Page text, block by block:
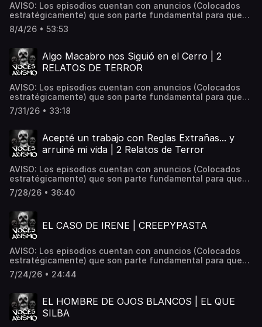
AVISO: Los episodios cuentan con anuncios (Colocados
estratégicamente) que son parte fundamental para que
este proyecto siga en pie. Muchas gracias por continuar
con nosotros comunidad. Disfruten la siguiente
creepypastas de Voces del Abismo. Videos de hace 6
años que merecen ser adaptados al nuevo formato para
una mejor inmerción.📌 ¿Tienes una experiencia
Hosted on Acast. See acast.com/privacy for more
information.
8/4/26 • 53:53
Algo Macabro nos Siguió en el Cerro | 2
RELATOS DE TERROR
AVISO: Los episodios cuentan con anuncios (Colocados
estratégicamente) que son parte fundamental para que
este proyecto siga en pie. 📌 ¿Tienes una experiencia
paranormal? Envíala a: Vocesdelabismo@gmail.com🎧 Para
acast.com/privacy for more information.
7/31/26 • 33:18
Acepté un trabajo con Reglas Extrañas... y
arruiné mi vida | 2 Relatos de Terror
AVISO: Los episodios cuentan con anuncios (Colocados
estratégicamente) que son parte fundamental para que
este proyecto siga en pie. 📌 ¿Tienes una experiencia
paranormal? Envíala a: Vocesdelabismo@gmail.com🎧 Para
acast.com/privacy for more information.
7/28/26 • 36:40
EL CASO DE IRENE | CREEPYPASTA
AVISO: Los episodios cuentan con anuncios (Colocados
estratégicamente) que son parte fundamental para que
este proyecto siga en pie. 📌 ¿Tienes una experiencia
paranormal? Envíala a: Vocesdelabismo@gmail.com🎧 Para
acast.com/privacy for more information.
7/24/26 • 24:44
EL HOMBRE DE OJOS BLANCOS | EL QUE
SILBA